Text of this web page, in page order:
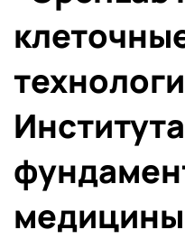
Института